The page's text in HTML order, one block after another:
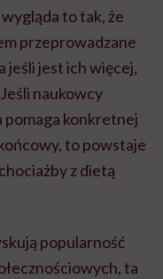
to tak, że
przeprowadzane
jeśli jest ich więcej,
naukowcy
pomaga konkretnej
to powstaje
z dietą
popularność
ta